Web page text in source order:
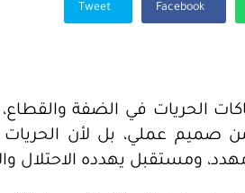
Tweet Facebook
الحريات في الضفة والقطاع،
صميم عملي، بل لأن
ومستقبل يهدده الاحتلال